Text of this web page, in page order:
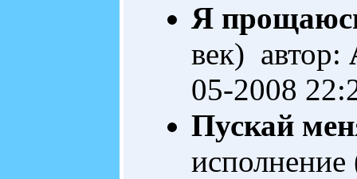
Я
век) автор:
05-2008
Пускай